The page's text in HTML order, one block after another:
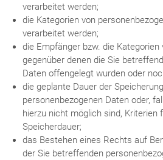
verarbeitet werden;
die Kategorien von
verarbeitet werden;
die Empfänger bzw. die Kategorien
gegenüber denen die Sie
Daten offengelegt wurden oder
die geplante Dauer der
personenbezogenen Daten oder,
hierzu nicht möglich sind, Kriterien
Speicherdauer;
das Bestehen eines Rechts auf
der Sie betreffenden